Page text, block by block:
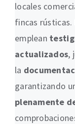
locales
fincas rústicas.
emplean
actualizados,
la
garantizando
plenamente